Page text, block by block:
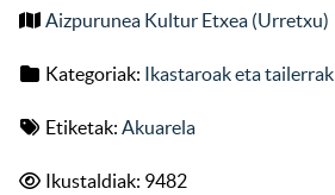
Aizpurunea Kultur Etxea (Urretxu)
Kategoriak: Ikastaroak eta tailerrak
Etiketak: Akuarela
Ikustaldiak: 9482